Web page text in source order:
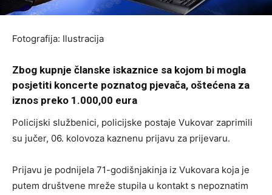
Fotografija: Ilustracija
Zbog kupnje članske iskaznice sa kojom bi mogla
posjetiti koncerte poznatog pjevača, oštećena za
iznos preko 1.000,00 eura
Policijski službenici, policijske postaje Vukovar zaprimili
su jučer, 06. kolovoza kaznenu prijavu za prijevaru.
Prijavu je podnijela 71-godišnjakinja iz Vukovara koja je
putem društvene mreže stupila u kontakt s nepoznatim